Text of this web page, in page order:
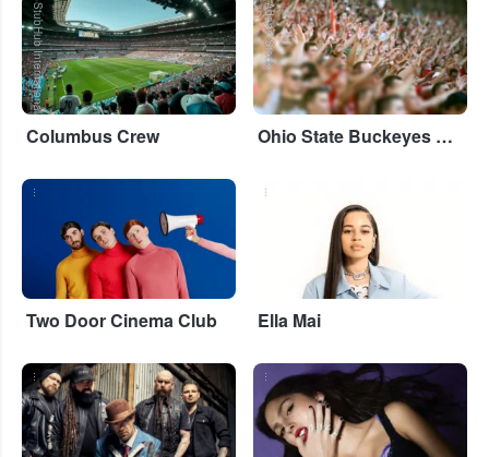
StubHub International
Columbus Crew
Adobe Stock
Ohio State Buckeyes Football
...
Two Door Cinema Club
...
Ella Mai
... ...